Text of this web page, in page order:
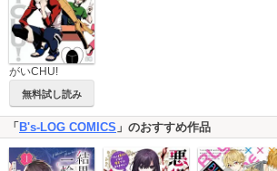
がいCHU!
無料試し読み
「 B's-LOG COMICS 」のおすすめ作品